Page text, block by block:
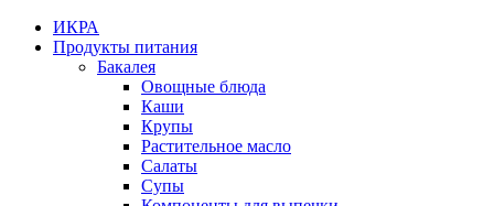
ИКРА
Продукты питания
Бакалея
Овощные блюда
Каши
Крупы
Растительное масло
Салаты
Супы